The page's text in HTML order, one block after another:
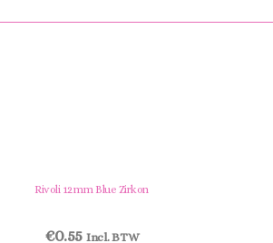
Rivoli 12mm Blue Zirkon
€0.55 Incl. BTW